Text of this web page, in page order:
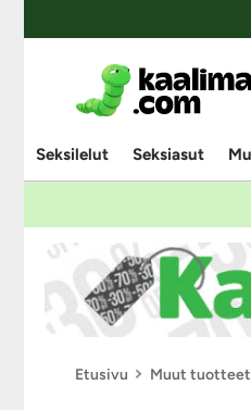
Seksilelut Seksiasut
Etusivu Muut tuotteet